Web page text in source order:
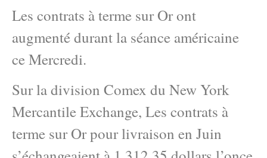
Les contrats à terme sur Or ont
augmenté durant la séance américaine
ce Mercredi.
Sur la division Comex du New York
Mercantile Exchange, Les contrats à
terme sur Or pour livraison en Juin